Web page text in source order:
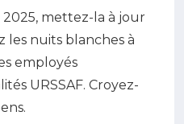
mettez-la à jour
les nuits blanches à
employés
URSSAF. Croyez-